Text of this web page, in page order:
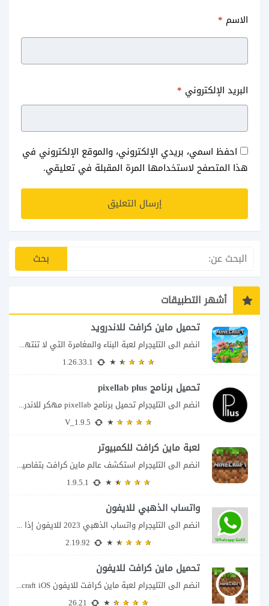
الاسم *
البريد الإلكتروني *
احفظ اسمي، بريدي الإلكتروني، والموقع الإلكتروني في
هذا المتصفح لاستخدامها المرة المقبلة في تعليقي.
أشهر التطبيقات
تحميل ماين كرافت للاندرويد
انضم الى التليجرام لعبة البناء والمغامرة التي لا تنتهي Minecraft إذا كنت تبحث عن...
تحميل برنامج pixellab plus
انضم الى التليجرام تحميل برنامج pixellab مهكر للاندرويد يعتبر تطبيق بيكسلاب من اشهر تطبيقات...
لعبة ماين كرافت للكمبيوتر
انضم الى التليجرام استكشف عالم ماين كرافت بتفاصيل مذهلة 🌟 هل أنت مستعد لمغامرة...
واتساب الذهبي للايفون
انضم الى التليجرام واتساب الذهبي 2023 للايفون إذا كنت تبحث عن واتساب الذهبي للايفون...
تحميل ماين كرافت للايفون
انضم الى التليجرام لعبة ماين كرافت للايفون Minecraft iOS تُعد لعبة Minecraft واحدة من...